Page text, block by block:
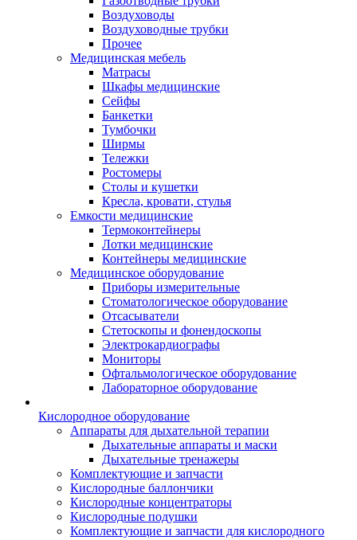
Воздуховоды
Воздуховодные трубки
Прочее
Медицинская мебель
Матрасы
Шкафы медицинские
Сейфы
Банкетки
Тумбочки
Ширмы
Тележки
Ростомеры
Столы и кушетки
Кресла, кровати, стулья
Емкости медицинские
Термоконтейнеры
Лотки медицинские
Контейнеры медицинские
Медицинское оборудование
Приборы измерительные
Стоматологическое оборудование
Отсасыватели
Стетоскопы и фонендоскопы
Электрокардиографы
Мониторы
Офтальмологическое оборудование
Лабораторное оборудование
Кислородное оборудование
Аппараты для дыхательной терапии
Дыхательные аппараты и маски
Дыхательные тренажеры
Комплектующие и запчасти
Кислородные баллончики
Кислородные концентраторы
Кислородные подушки
Комплектующие и запчасти для кислородного